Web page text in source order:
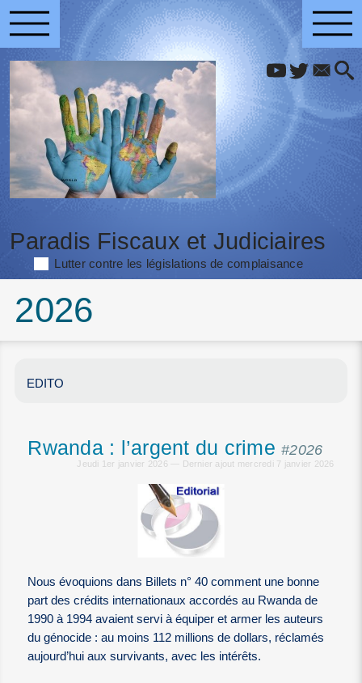
Paradis Fiscaux et Judiciaires
Lutter contre les législations de complaisance
2026
EDITO
Rwanda : l’argent du crime#2026
Jeudi 1er janvier 2026 — Dernier ajout mercredi 7 janvier 2026
Nous évoquions dans Billets n° 40 comment une bonne
part des crédits internationaux accordés au Rwanda de
1990 à 1994 avaient servi à équiper et armer les auteurs
du génocide : au moins 112 millions de dollars, réclamés
aujourd’hui aux survivants, avec les intérêts.